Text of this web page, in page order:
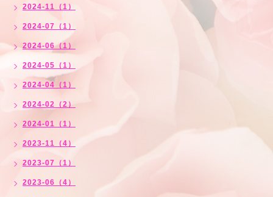
2024-11（1）
2024-07（1）
2024-06（1）
2024-05（1）
2024-04（1）
2024-02（2）
2024-01（1）
2023-11（4）
2023-07（1）
2023-06（4）